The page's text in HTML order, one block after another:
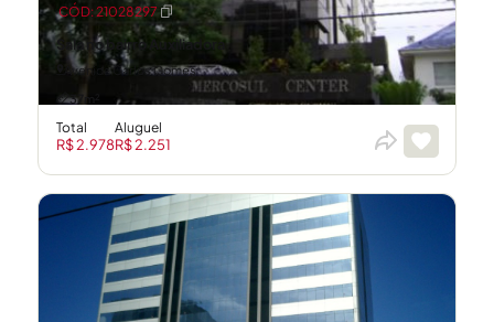
Sala no bairro Auxiliadora
Avenida Carlos Gomes
37m²
Total
R$ 2.978
Aluguel
R$ 2.251
CÓD: 21028297